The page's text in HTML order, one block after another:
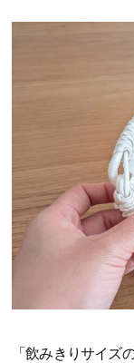
「飲みきりサイズ